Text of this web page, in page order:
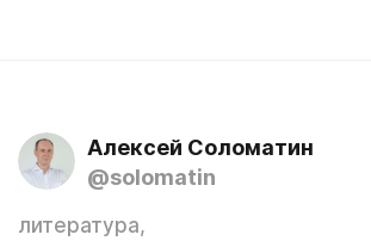
Алексей Соломатин
@solomatin
литература,